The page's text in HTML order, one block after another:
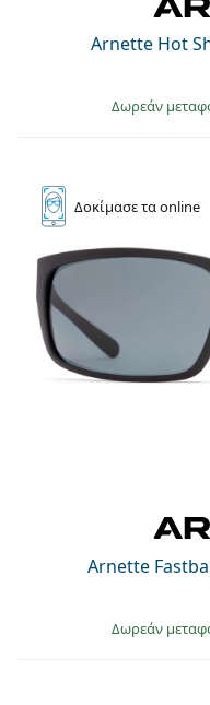
Όλες οι μάρκες
Arnette Hot
Δωρεάν
Δοκίμασετα online
Arnette
Δωρεάν